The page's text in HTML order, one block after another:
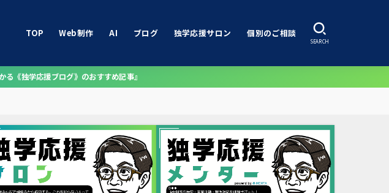
TOP Web制作 AI ブログ 独学応援サロン 個別のご相談
SEARCH
《独学応援ブログ》のおすすめ記事』